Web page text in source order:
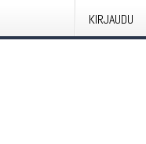
KIRJAUDU